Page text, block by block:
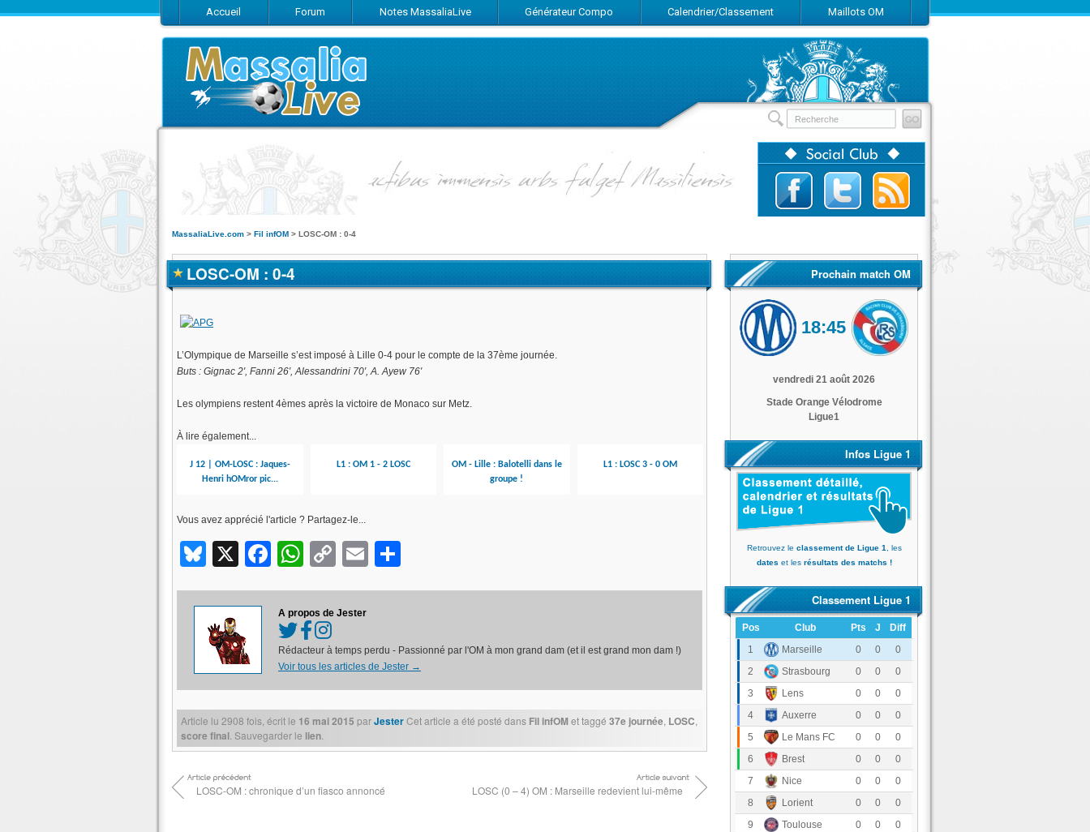
Accueil Forum Notes MassaliaLive Générateur Compo Calendrier/Classement Maillots OM
Suivez-nous sur Facebook
Suivez-nous sur TwitterAbonnez-vous au flux RSS
MassaliaLive.com > Fil infOM > LOSC-OM : 0-4
LOSC-OM : 0-4
L’Olympique de Marseille s’est imposé à Lille 0-4 pour le compte de la 37ème journée.
Buts : Gignac 2′, Fanni 26′, Alessandrini 70′, A. Ayew 76′
Les olympiens restent 4èmes après la victoire de Monaco sur Metz.
À lire également...
J 12 | OM-LOSC : Jaques-
Henri hOMror pic...
L1 : OM 1 - 2 LOSC
OM - Lille : Balotelli dans le
groupe !
L1 : LOSC 3 - 0 OM
Vous avez apprécié l'article ? Partagez-le...
Bluesky
X Facebook
WhatsApp
CopyEmail
A propos de Jester
Rédacteur à temps perdu - Passionné par l'OM à mon grand dam (et il est grand mon dam !)
Voir tous les articles de Jester →
Article lu 2908 fois, écrit le 16 mai 2015 parJesterCet article a été posté dans Fil infOMet taggé 37e journée, LOSC,
score final . Sauvegarder le lien
LOSC-OM : chronique d’un fiasco annoncé LOSC (0 – 4) OM : Marseille redevient lui-même
Prochain match OM
Olympique de Marseille
18:45 RC Strasbourg Alsace
vendredi 21 août 2026
Stade Orange Vélodrome
Ligue1
Infos Ligue 1
Retrouvez le classement de Ligue 1
, les
dates et les résultats des matchs !
Classement Ligue 1
Pos Club Pts J
Diff
1
Olympique de Marseille
0 0
0
2
RC Strasbourg Alsace
0 0
0
3
RC Lens 0 0
0
4
AJ Auxerre 0 0
0
5
Le Mans FC 0 0
0
6
Stade Brestois 290 0
0
7
OGC Nice 0 0
0
8
FC Lorient 0 0
0
9
Toulouse FC 0 0
0